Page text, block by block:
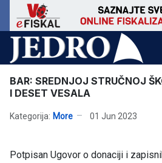
BAR: SREDNJOJ STRUČNOJ
I DESET VESALA
Kategorija: More 01 Jun 2023
Potpisan Ugovor o donaciji i